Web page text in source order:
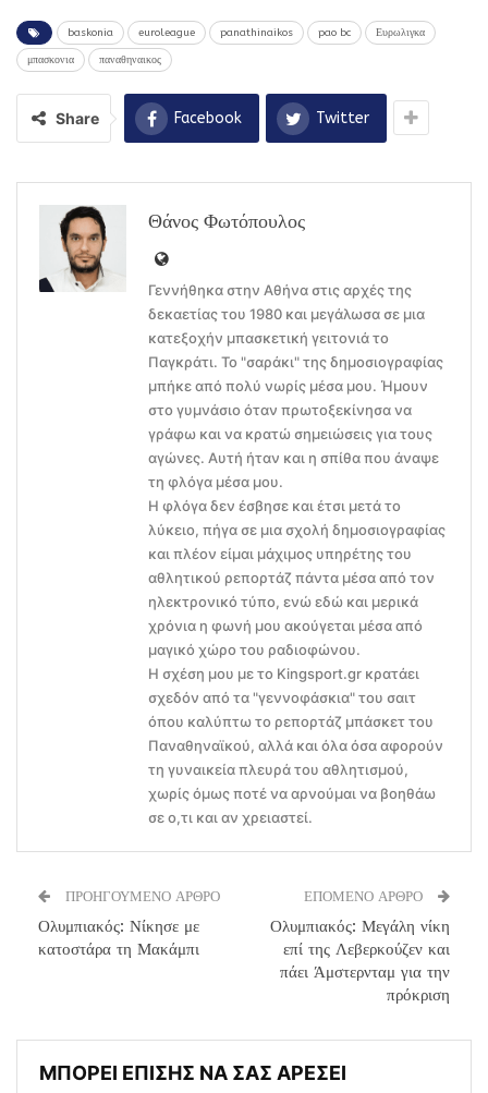
baskonia euroleague panathinaikos pao bc Ευρωλιγκα
μπασκονια παναθηναικος
Share Facebook Twitter
Θάνος Φωτόπουλος
Γεννήθηκα στην Αθήνα στις αρχές της
δεκαετίας του 1980 και μεγάλωσα σε μια
κατεξοχήν μπασκετική γειτονιά το
Παγκράτι. Το "σαράκι" της δημοσιογραφίας
μπήκε από πολύ νωρίς μέσα μου. Ήμουν
στο γυμνάσιο όταν πρωτοξεκίνησα να
γράφω και να κρατώ σημειώσεις για τους
αγώνες. Αυτή ήταν και η σπίθα που άναψε
τη φλόγα μέσα μου.
Η φλόγα δεν έσβησε και έτσι μετά το
λύκειο, πήγα σε μια σχολή δημοσιογραφίας
και πλέον είμαι μάχιμος υπηρέτης του
αθλητικού ρεπορτάζ πάντα μέσα από τον
ηλεκτρονικό τύπο, ενώ εδώ και μερικά
χρόνια η φωνή μου ακούγεται μέσα από
μαγικό χώρο του ραδιοφώνου.
Η σχέση μου με το Kingsport.gr κρατάει
σχεδόν από τα "γεννοφάσκια" του σαιτ
όπου καλύπτω το ρεπορτάζ μπάσκετ του
Παναθηναϊκού, αλλά και όλα όσα αφορούν
τη γυναικεία πλευρά του αθλητισμού,
χωρίς όμως ποτέ να αρνούμαι να βοηθάω
σε ο,τι και αν χρειαστεί.
ΠΡΟΗΓΟΥΜΕΝΟ ΑΡΘΡΟ
Ολυμπιακός: Νίκησε με
κατοστάρα τη Μακάμπι
ΕΠΟΜΕΝΟ ΑΡΘΡΟ
Ολυμπιακός: Μεγάλη νίκη
επί της Λεβερκούζεν και
πάει Άμστερνταμ για την
πρόκριση
ΜΠΟΡΕΙ ΕΠΙΣΗΣ ΝΑ ΣΑΣ ΑΡΕΣΕΙ